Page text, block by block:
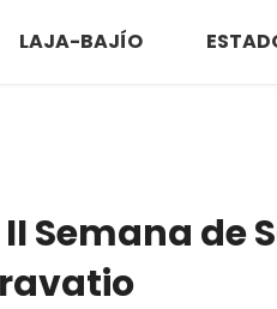
LAJA-BAJÍO
Semana de